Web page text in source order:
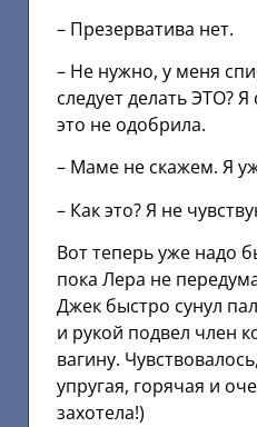
– Презерватива нет.
– Не нужно, у меня
следует делать ЭТО?
это не одобрила.
– Маме не скажем. Я
– Как это? Я не
Вот теперь уже надо
пока Лера не
Джек быстро сунул
и рукой подвел член
вагину.
упругая, горячая и
захотела!)